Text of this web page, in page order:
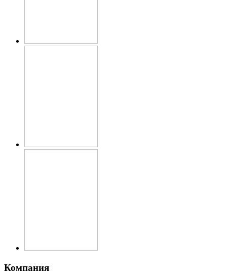
Компания